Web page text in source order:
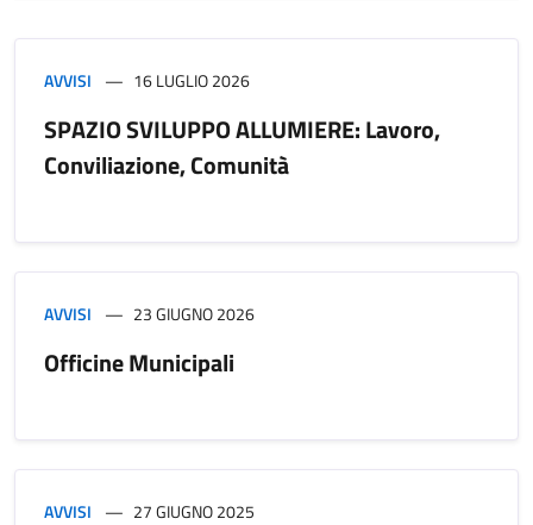
AVVISI 16 LUGLIO 2026
SPAZIO SVILUPPO ALLUMIERE: Lavoro,
Conviliazione, Comunità
AVVISI 23 GIUGNO 2026
Officine Municipali
AVVISI 27 GIUGNO 2025